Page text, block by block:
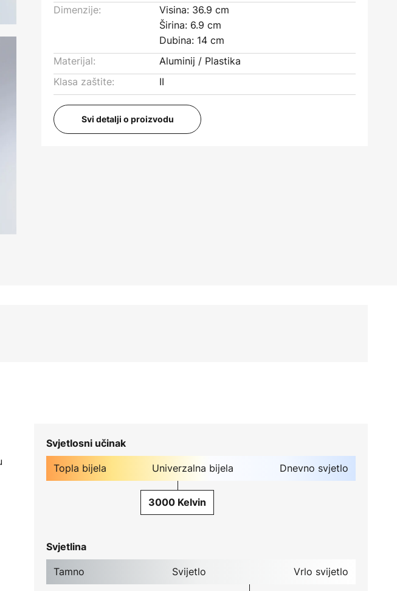
Dimenzije:
Visina: 36.9 cm
Širina: 6.9 cm
Dubina: 14 cm
Materijal:
Aluminij / Plastika
Klasa zaštite:
II
Svi detalji o proizvodu
Svjetlosni učinak
Topla bijela Univerzalna bijela Dnevno svjetlo
3000 Kelvin
Svjetlina
Tamno Svijetlo Vrlo svijetlo